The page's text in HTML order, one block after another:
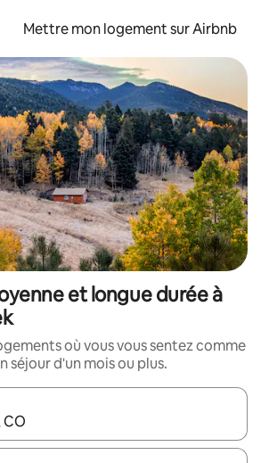
Mettre mon logement sur Airbnb
et longue durée à
où vous vous sentez comme
séjour d'un mois ou plus.
s'affichent, utilisez les flèches vers le